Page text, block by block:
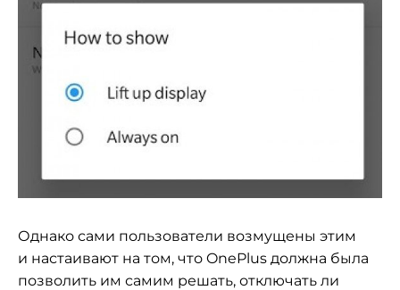
Однако сами пользователи возмущены этим
и настаивают на том, что OnePlus должна была
позволить им самим решать, отключать ли